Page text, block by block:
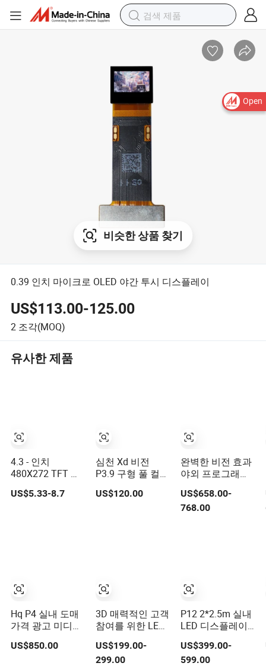
Open
비슷한 상품 찾기
0.39 인치 마이크로 OLED 야간 투시 디스플레이
US$113.00-125.00
2 조각(MOQ)
유사한 제품
4.3 - 인치
480X272 TFT 디
스플레이 머신 비
전 LCD 모듈
US$5.33-8.7
Hq P4 실내 도매
가격 광고 미디어
레이
US$850.00
심천 Xd 비전
P3.9 구형 풀 컬러
LED 디스플레이
US$120.00
3D 매력적인 고객
참여를 위한 LED
레이
US$199.00-
299.00
완벽한 비전 효과
야외 프로그래머
블 LED 디지털 간
판 P4 P5 P6 P8
P10 리모컨 LED
US$658.00-
768.00
P12 2*2.5m 실내
LED 디스플레이
대 결혼식용
US$399.00-
599.00